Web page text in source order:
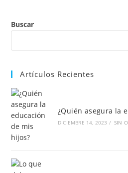
Buscar
Artículos Recientes
¿Quién asegura la
DICIEMBRE 14, 2023 / SIN